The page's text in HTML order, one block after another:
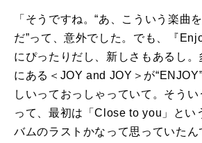
「そうですね。“あ、こういう楽曲
だ”って、意外でした。でも、『
にぴったりだし、新しさもあるし。
にある＜JOY and JOY＞が
しいっておっしゃっていて。そう
って、最初は「Close to you」とい
バムのラストかなって思っていた